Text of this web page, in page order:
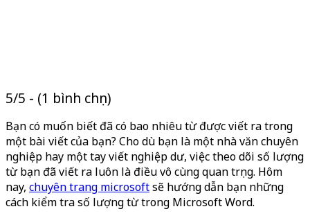
5/5 - (1 bình chọn)
Bạn có muốn biết đã có bao nhiêu từ được viết ra trong
một bài viết của bạn? Cho dù bạn là một nhà văn chuyên
nghiệp hay một tay viết nghiệp dư, việc theo dõi số lượng
từ bạn đã viết ra luôn là điều vô cùng quan trọng. Hôm
nay, chuyên trang microsoftsẽ hướng dẫn bạn những
cách kiểm tra số lượng từ trong Microsoft Word.